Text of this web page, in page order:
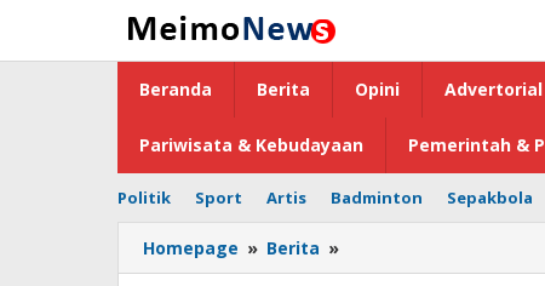
konten
Beranda Berita Opini Advertorial
Pariwisata & Kebudayaan Pemerintah &
Politik Sport Artis Badminton Sepakbola
Homepage » Berita »
Walikota